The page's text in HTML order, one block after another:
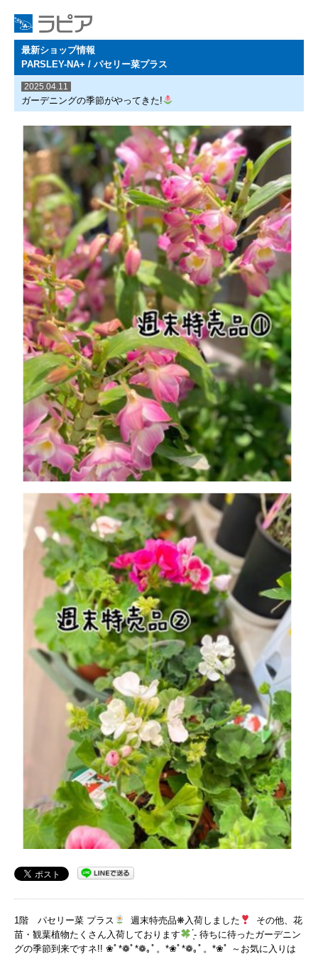
最新ショップ情報
PARSLEY-NA+ / パセリー菜プラス
2025.04.11
ガーデニングの季節がやってきた!
1階 パセリー菜 プラス 週末特売品❋入荷しました
その他、花
苗・観葉植物たくさん入荷しております
̖́- 待ちに待ったガーデニン
グの季節到来ですネ!! ❀ﾟ*❁ﾟ*❁｡ﾟ。*❀ﾟ*❁｡ﾟ。*❀ﾟ ～お気に入りは